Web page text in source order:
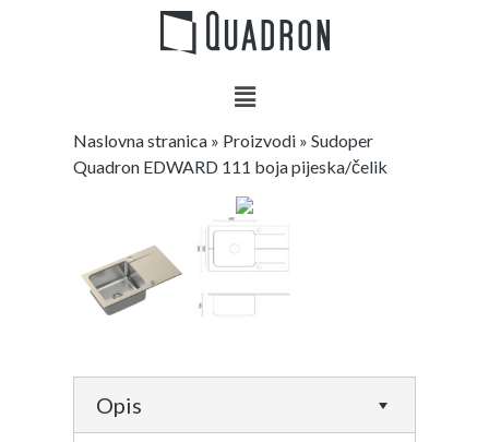
Naslovna stranica » Proizvodi »Sudoper
Quadron EDWARD 111 boja pijeska/čelik
Opis